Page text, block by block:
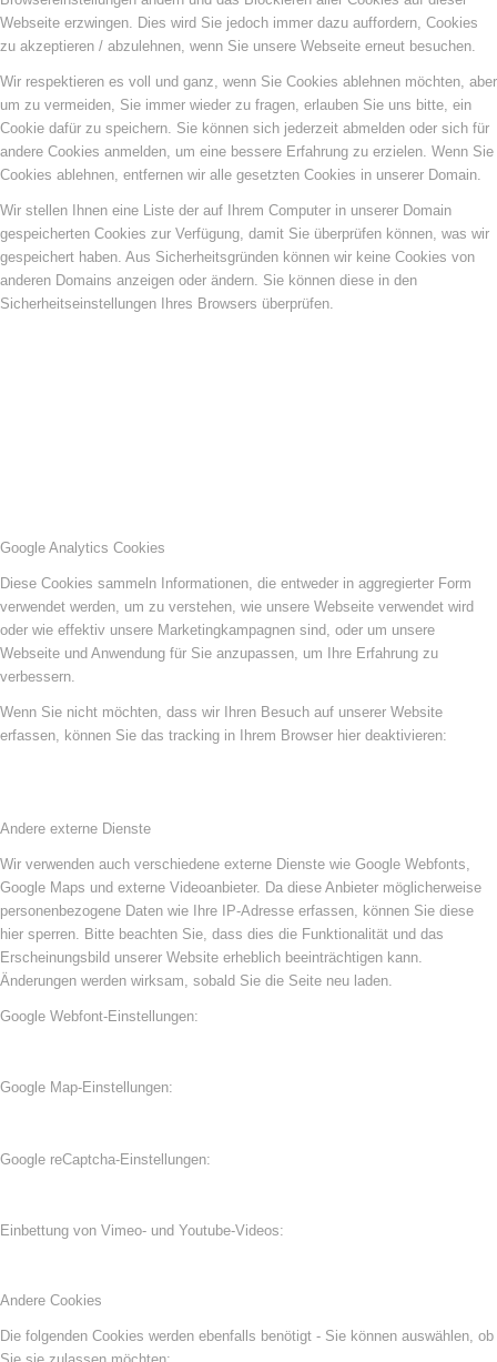
Webseite erzwingen. Dies wird Sie jedoch immer dazu auffordern, Cookies
zu akzeptieren / abzulehnen, wenn Sie unsere Webseite erneut besuchen.
Wir respektieren es voll und ganz, wenn Sie Cookies ablehnen möchten, aber
um zu vermeiden, Sie immer wieder zu fragen, erlauben Sie uns bitte, ein
Cookie dafür zu speichern. Sie können sich jederzeit abmelden oder sich für
andere Cookies anmelden, um eine bessere Erfahrung zu erzielen. Wenn Sie
Cookies ablehnen, entfernen wir alle gesetzten Cookies in unserer Domain.
Wir stellen Ihnen eine Liste der auf Ihrem Computer in unserer Domain
gespeicherten Cookies zur Verfügung, damit Sie überprüfen können, was wir
gespeichert haben. Aus Sicherheitsgründen können wir keine Cookies von
anderen Domains anzeigen oder ändern. Sie können diese in den
Sicherheitseinstellungen Ihres Browsers überprüfen.
Google Analytics Cookies
Diese Cookies sammeln Informationen, die entweder in aggregierter Form
verwendet werden, um zu verstehen, wie unsere Webseite verwendet wird
oder wie effektiv unsere Marketingkampagnen sind, oder um unsere
Webseite und Anwendung für Sie anzupassen, um Ihre Erfahrung zu
verbessern.
Wenn Sie nicht möchten, dass wir Ihren Besuch auf unserer Website
erfassen, können Sie das tracking in Ihrem Browser hier deaktivieren:
Andere externe Dienste
Wir verwenden auch verschiedene externe Dienste wie Google Webfonts,
Google Maps und externe Videoanbieter. Da diese Anbieter möglicherweise
personenbezogene Daten wie Ihre IP-Adresse erfassen, können Sie diese
hier sperren. Bitte beachten Sie, dass dies die Funktionalität und das
Erscheinungsbild unserer Website erheblich beeinträchtigen kann.
Änderungen werden wirksam, sobald Sie die Seite neu laden.
Google Webfont-Einstellungen:
Google Map-Einstellungen:
Google reCaptcha-Einstellungen:
Einbettung von Vimeo- und Youtube-Videos:
Andere Cookies
Die folgenden Cookies werden ebenfalls benötigt - Sie können auswählen, ob